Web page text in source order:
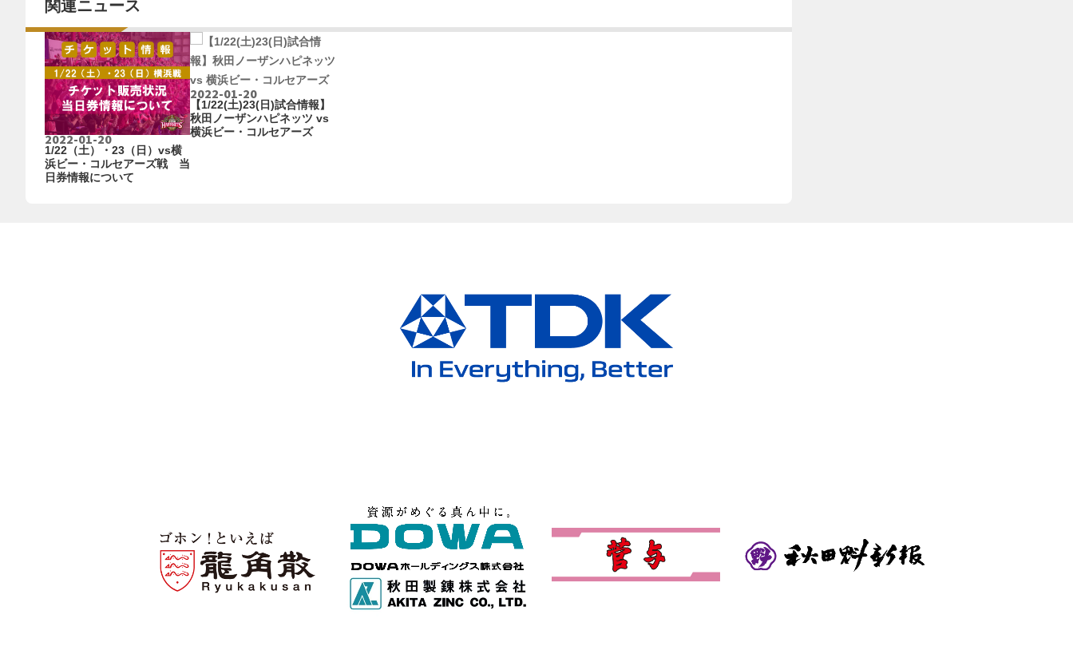
関連ニュース
2022-01-20
1/22（土）・23（日）vs横
浜ビー・コルセアーズ戦 当
日券情報について
2022-01-20
【1/22(土)23(日)試合情報】
秋田ノーザンハピネッツ vs
横浜ビー・コルセアーズ